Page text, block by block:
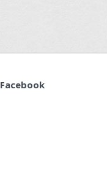
Facebook